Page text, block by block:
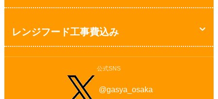
レンジフード工事費込み
公式SNS
@gasya_osaka